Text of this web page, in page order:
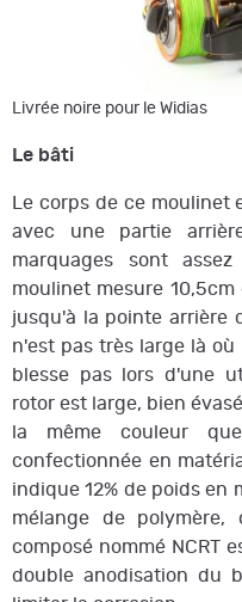
Livrée noire pour le Widias
Le bâti
Le corps de ce moulinet
avec une partie
marquages sont
moulinet mesure 10,5cm
jusqu'à la pointe arrière
n'est pas très large là
blesse pas lors d'une
rotor est large, bien
la même couleur
confectionnée en
indique 12% de poids en
mélange de
composé nommé NCRT
double anodisation du